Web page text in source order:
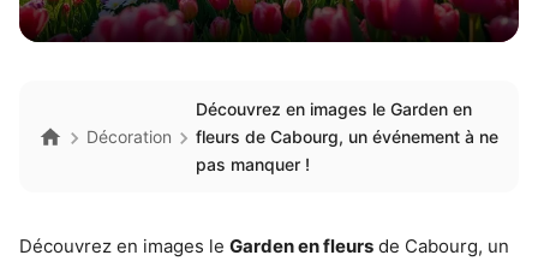
Décoration
Découvrez en images le Garden en
fleurs de Cabourg, un événement à ne
pas manquer !
Découvrez en images le Garden en fleurs de Cabourg, un